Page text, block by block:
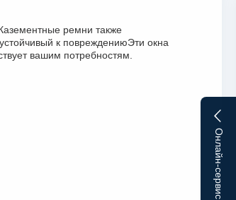
Онлайн-сервис
ремни также
к повреждениюЭти окна
вашим потребностям.